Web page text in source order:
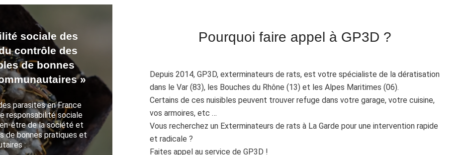
sociale des
contrôle des
de bonnes
»
parasites en France
responsabilité sociale
être de la société et
de bonnes pratiques et
:
Pourquoi faire appel à GP3D ?
Depuis 2014, GP3D, exterminateurs de rats, est votre spécialiste de la dératisation
dans le Var (83), les Bouches du Rhône (13) et les Alpes Maritimes (06).
Certains de ces nuisibles peuvent trouver refuge dans votre garage, votre cuisine,
vos armoires, etc …
Vous recherchez un Exterminateurs de rats à La Garde pour une intervention rapide
et radicale ?
Faites appel au service de GP3D !